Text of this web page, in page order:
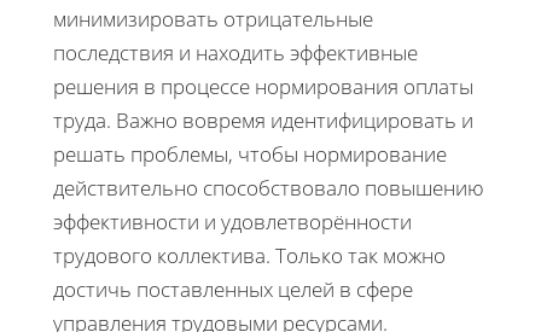
минимизировать отрицательные
последствия и находить эффективные
решения в процессе нормирования оплаты
труда. Важно вовремя идентифицировать и
решать проблемы, чтобы нормирование
действительно способствовало повышению
эффективности и удовлетворённости
трудового коллектива. Только так можно
достичь поставленных целей в сфере
управления трудовыми ресурсами.